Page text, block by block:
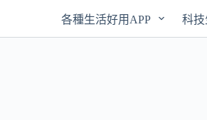
各種生活好用APP 科